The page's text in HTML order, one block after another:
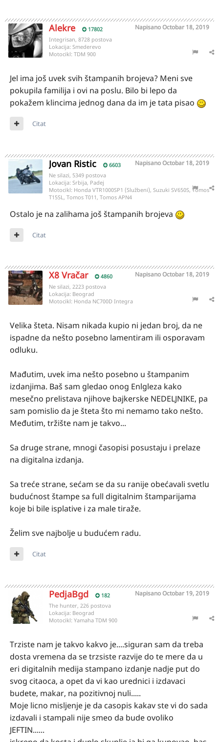
Alekre 17802 NapisanoOctobar 18, 2019
Integrisan, 8728 postova
Lokacija: Smederevo
Motocikl: TDM 900
Jel ima još uvek svih štampanih brojeva? Meni sve
pokupila familija i ovi na poslu. Bilo bi lepo da
pokažem klincima jednog dana da im je tata pisao
Citat
Jovan Ristic 6603 NapisanoOctobar 18, 2019
Ne silazi, 5349 postova
Lokacija: Srbija, Padej
Motocikl: Honda VTR1000SP1 (Službeni), Suzuki SV650S, Tomos
T15SL, Tomos T011, Tomos APN4
Ostalo je na zalihama još štampanih brojeva
Citat
X8 Vračar 4860 NapisanoOctobar 18, 2019
Ne silazi, 2223 postova
Lokacija: Beograd
Motocikl: Honda NC700D Integra
Velika šteta. Nisam nikada kupio ni jedan broj, da ne
ispadne da nešto posebno lamentiram ili osporavam
odluku.
Mađutim, uvek ima nešto posebno u štampanim
izdanjima. Baš sam gledao onog Enlgleza kako
mesečno prelistava njihove bajkerske NEDELJNIKE, pa
sam pomislio da je šteta što mi nemamo tako nešto.
Međutim, tržište nam je takvo...
Sa druge strane, mnogi časopisi posustaju i prelaze
na digitalna izdanja.
Sa treće strane, sećam se da su ranije obećavali svetlu
budućnost štampe sa full digitalnim štamparijama
koje bi bile isplative i za male tiraže.
Želim sve najbolje u budućem radu.
Citat
PedjaBgd 182 NapisanoOctobar 19, 2019
The hunter, 226 postova
Lokacija: Beograd
Motocikl: Yamaha TDM 900
Trziste nam je takvo kakvo je....siguran sam da treba
dosta vremena da se trzsiste razvije do te mere da u
eri digitalnih medija stampano izdanje nadje put do
svog citaoca, a opet da vi kao urednici i izdavaci
budete, makar, na pozitivnoj nuli.....
Moje licno misljenje je da casopis kakav ste vi do sada
izdavali i stampali nije smeo da bude ovoliko
JEFTIN......